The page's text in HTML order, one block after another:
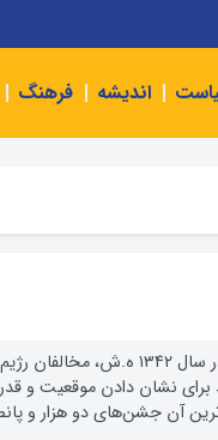
اندیشه فرهنگ
پس از دستگیری حضرت امام خمینی (ره)
آن سو، شاه از سال ۱۳۴۵ به بعد برای نشان
آن‌ جشن‌های دو هزار و